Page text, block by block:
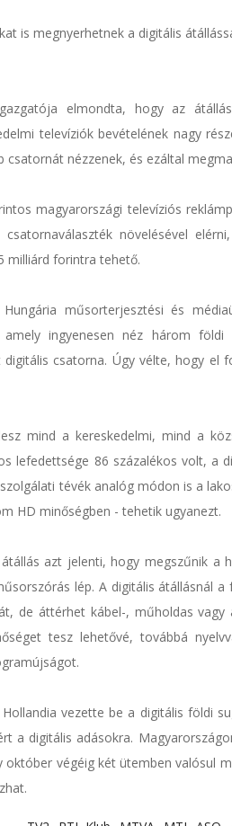
is megnyerhetnek a digitális
elmondta, hogy az
televíziók bevételének nagy
csatornát nézzenek, és ezáltal
magyarországi televíziós
növelésével
milliárd forintra tehető.
műsorterjesztési és
amely ingyenesen néz három
csatorna. Úgy vélte, hogy
mind a kereskedelmi, mind a
lefedettsége 86 százalékos volt, a
tévék analóg módon is a
HD minőségben - tehetik ugyanezt.
azt jelenti, hogy megszűnik a
lép. A digitális átállásnál
de áttérhet kábel-, műholdas vagy
tesz lehetővé, továbbá
vezette be a digitális földi
a digitális adásokra.
végéig két ütemben valósul